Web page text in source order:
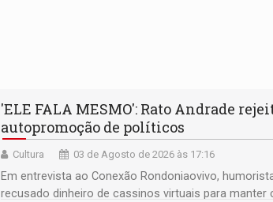
'ELE FALA MESMO': Rato Andrade
autopromoção de políticos
Cultura 03 de Agosto de 2026 às 17:16
Em entrevista ao Conexão Rondoniaovivo,
recusado dinheiro de cassinos virtuais para manter